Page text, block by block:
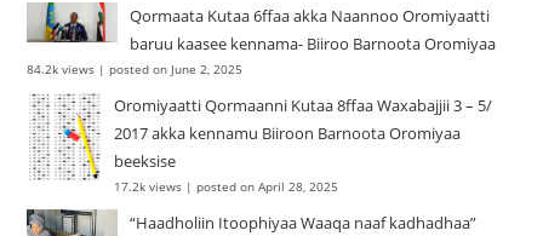
Qormaata Kutaa 6ffaa akka Naannoo Oromiyaatti
baruu kaasee kennama- Biiroo Barnoota Oromiyaa
84.2k views |posted on June 2, 2025
Oromiyaatti Qormaanni Kutaa 8ffaa Waxabajjii 3 – 5/
2017 akka kennamu Biiroon Barnoota Oromiyaa
beeksise
17.2k views |posted on April 28, 2025
“Haadholiin Itoophiyaa Waaqa naaf kadhadhaa”